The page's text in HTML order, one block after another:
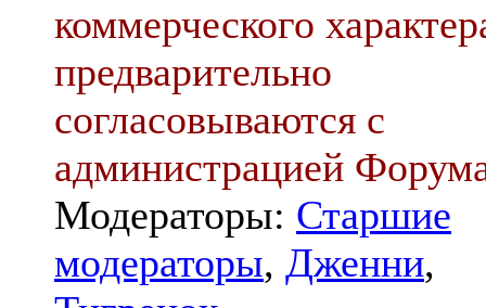
коммерческого
предварительно
согласовываются с
администрацией
Модераторы: Старшие
модераторы, Дженни,